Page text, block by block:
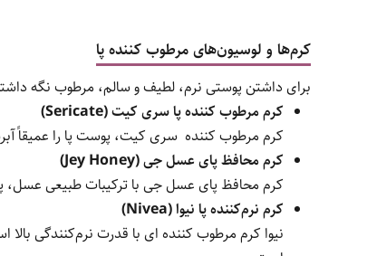
کرم‌ها و لوسیون‌های مرطوب کننده پا
برای داشتن پوستی نرم، لطیف و سالم، مرطوب نگه
کرم مرطوب کننده پا سری کیت (Sericate)
کرم مرطوب کننده سری کیت، پوست پا را عمیقاً
کرم محافظ پای عسل جی (Jey Honey)
کرم محافظ پای عسل جی با ترکیبات طبیعی
کرم نرم‌کننده پا نیوا (Nivea)
نیوا کرم مرطوب کننده ‌ای با قدرت نرم‌کنندگی